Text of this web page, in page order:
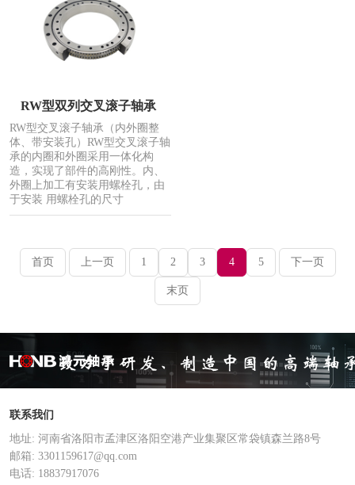
RW型双列交叉滚子轴承
RW型交叉滚子轴承（内外圈整
体、带安装孔）RW型交叉滚子轴
承的内圈和外圈采用一体化构
造，实现了部件的高刚性。内、
外圈上加工有安装用螺栓孔，由
于安装 用螺栓孔的尺寸
首页 上一页 1 2 3 4 5 下一页
末页
联系我们
地址: 河南省洛阳市孟津区洛阳空港产业集聚区常袋镇森兰路8号
邮箱: 3301159617@qq.com
电话: 18837917076